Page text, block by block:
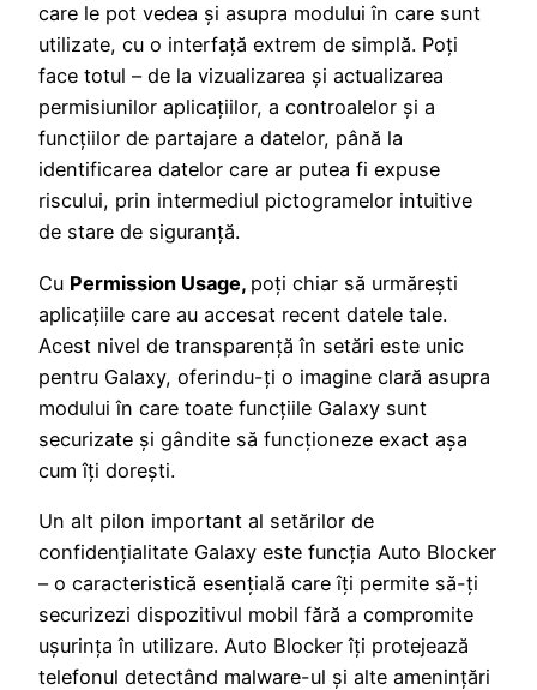
care le pot vedea și asupra modului în care sunt
utilizate, cu o interfață extrem de simplă. Poți
face totul – de la vizualizarea și actualizarea
permisiunilor aplicațiilor, a controalelor și a
funcțiilor de partajare a datelor, până la
identificarea datelor care ar putea fi expuse
riscului, prin intermediul pictogramelor intuitive
de stare de siguranță.
Cu Permission Usage, poți chiar să urmărești
aplicațiile care au accesat recent datele tale.
Acest nivel de transparență în setări este unic
pentru Galaxy, oferindu-ți o imagine clară asupra
modului în care toate funcțiile Galaxy sunt
securizate și gândite să funcționeze exact așa
cum îți dorești.
Un alt pilon important al setărilor de
confidențialitate Galaxy este funcția Auto Blocker
– o caracteristică esențială care îți permite să-ți
securizezi dispozitivul mobil fără a compromite
ușurința în utilizare. Auto Blocker îți protejează
telefonul detectând malware-ul și alte amenințări